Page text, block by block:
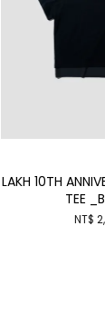
LAKH 10TH
TEE
NT$